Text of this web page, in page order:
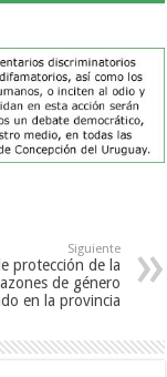
Siguiente
protección de la
de género
en la provincia